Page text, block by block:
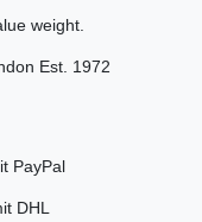
weight.
Est. 1972
PayPal
DHL